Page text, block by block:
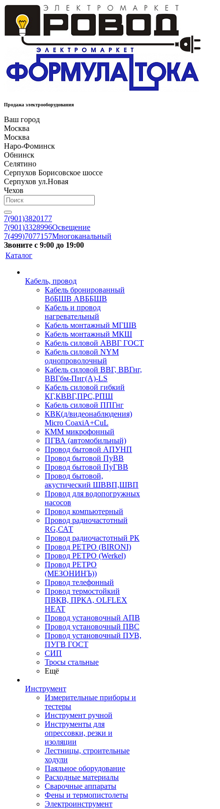
Продажа электрооборудования
Ваш город
Москва
Москва
Наро-Фоминск
Обнинск
Селятино
Серпухов Борисовское шоссе
Серпухов ул.Новая
Чехов
7(901)3820177
7(901)3328996Освещение
7(499)7077157Многоканальный
Звоните с 9:00 до 19:00
Каталог
Кабель, провод
Кабель бронированный
ВбБШВ АВББШВ
Кабель и провод
нагревательный
Кабель монтажный МГШВ
Кабель монтажный МКШ
Кабель силовой АВВГ ГОСТ
Кабель силовой NYM
однопроволочный
Кабель силовой ВВГ, ВВГнг,
ВВГбм-Пнг(А)-LS
Кабель силовой гибкий
КГ,КВВГ,ПРС,РПШ
Кабель силовой ППГнг
КВК(д/видеонаблюдения)
Micro CoaxiA+CuL
КММ микрофонный
ПГВА (автомобильный)
Провод бытовой АПУНП
Провод бытовой ПуВВ
Провод бытовой ПуГВВ
Провод бытовой,
акустический ШВВП,ШВП
Провод для водопогружных
насосов
Провод компьютерный
Провод радиочастотный
RG,САТ
Провод радиочастотный РК
Провод РЕТРО (BIRONI)
Провод РЕТРО (Werkel)
Провод РЕТРО
(МЕЗОНИНЪ))
Провод телефонный
Провод термостойкий
ПВКВ, ПРКА, OLFLEX
HEAT
Провод установочный АПВ
Провод установочный ПВС
Провод установочный ПУВ,
ПУГВ ГОСТ
СИП
Тросы стальные
Ещё
Инструмент
Измерительные приборы и
тестеры
Инструмент ручной
Инструменты для
опрессовки, резки и
изоляции
Лестницы, строительные
ходули
Паяльное оборудование
Расходные материалы
Сварочные аппараты
Фены и термопистолеты
Электроинструмент